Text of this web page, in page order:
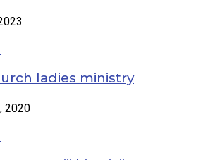
ladies ministry
2020